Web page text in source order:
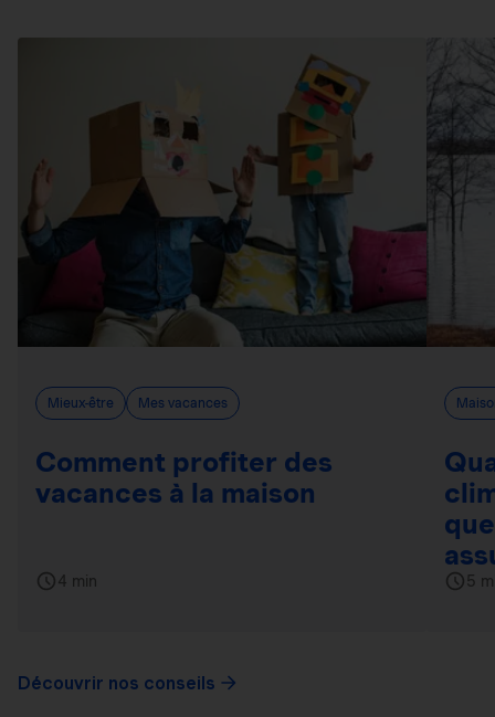
Mieux-être Mes vacances
Comment profiter des
vacances à la maison
4 min 5
Découvrir nos conseils